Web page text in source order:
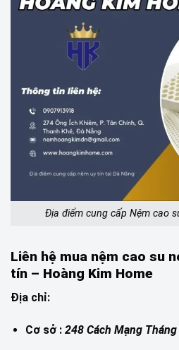
Địa điểm cung cấp Nệm cao
Liên hệ mua nệm cao su
tín – Hoàng Kim Home
Địa chỉ:
Cơ sở : 248 Cách Mạng